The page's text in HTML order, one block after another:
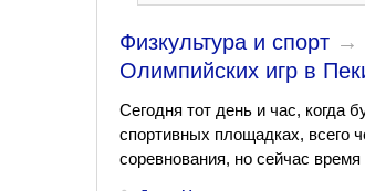
Физкультура и спорт →
Олимпийских игр в
Сегодня тот день и час, когда
спортивных площадках, всего
соревнования, но сейчас